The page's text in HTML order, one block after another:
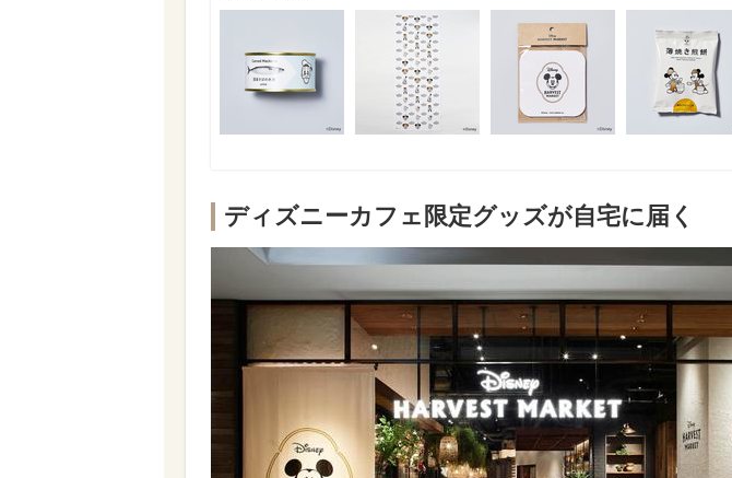
ディズニーカフェ限定グッズが自宅に届く